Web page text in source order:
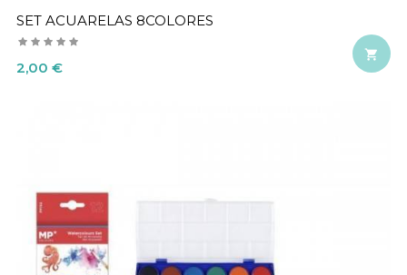
SET ACUARELAS 8COLORES
Precio
2,00 €
